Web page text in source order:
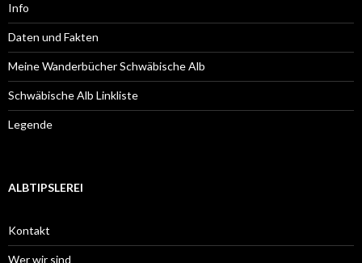
Info
Daten und Fakten
Meine Wanderbücher Schwäbische Alb
Schwäbische Alb Linkliste
Legende
ALBTIPSLEREI
Kontakt
Wer wir sind